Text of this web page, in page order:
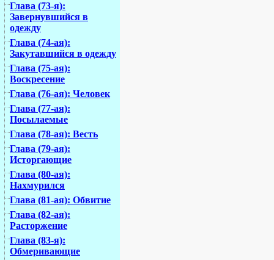
Глава (73-я):
Завернувшийся в
одежду
Глава (74-ая):
Закутавшийся в одежду
Глава (75-ая):
Воскресение
Глава (76-ая): Человек
Глава (77-ая):
Посылаемые
Глава (78-ая): Весть
Глава (79-ая):
Исторгающие
Глава (80-ая):
Нахмурился
Глава (81-ая): Обвитие
Глава (82-ая):
Расторжение
Глава (83-я):
Обмеривающие